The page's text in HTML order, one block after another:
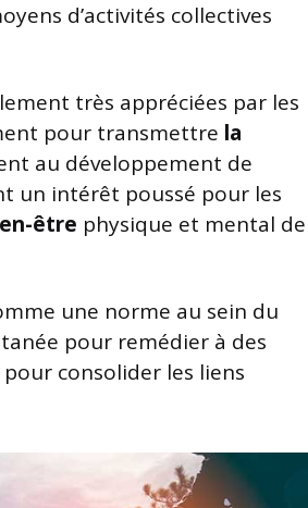
d’activités collectives
très appréciées par les
pour transmettre la
au développement de
un intérêt poussé pour les
être physique et mental de
une norme au sein du
pour remédier à des
consolider les liens